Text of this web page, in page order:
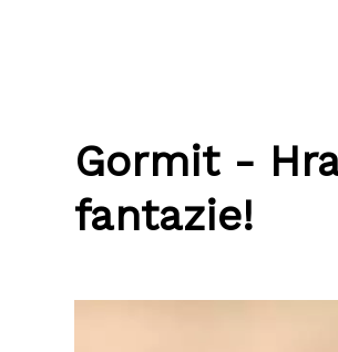
Gormit -
fantazie!